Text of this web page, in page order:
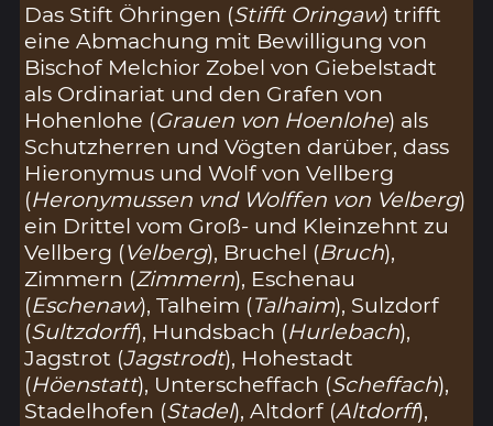
Das Stift Öhringen (Stifft Oringaw) trifft
eine Abmachung mit Bewilligung von
Bischof Melchior Zobel von Giebelstadt
als Ordinariat und den Grafen von
Hohenlohe (Grauen von Hoenlohe) als
Schutzherren und Vögten darüber, dass
Hieronymus und Wolf von Vellberg
(Heronymussen vnd Wolffen von Velberg)
ein Drittel vom Groß- und Kleinzehnt zu
Vellberg (Velberg), Bruchel (Bruch),
Zimmern (Zimmern), Eschenau
(Eschenaw), Talheim (Talhaim), Sulzdorf
(Sultzdorff), Hundsbach (Hurlebach),
Jagstrot (Jagstrodt), Hohestadt
(Höenstatt), Unterscheffach (Scheffach),
Stadelhofen (Stadel), Altdorf (Altdorff),